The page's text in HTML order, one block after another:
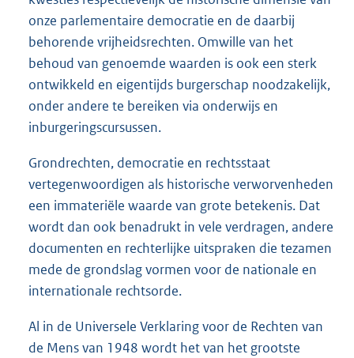
onze parlementaire democratie en de daarbij
behorende vrijheidsrechten. Omwille van het
behoud van genoemde waarden is ook een sterk
ontwikkeld en eigentijds burgerschap noodzakelijk,
onder andere te bereiken via onderwijs en
inburgeringscursussen.
Grondrechten, democratie en rechtsstaat
vertegenwoordigen als historische verworvenheden
een immateriële waarde van grote betekenis. Dat
wordt dan ook benadrukt in vele verdragen, andere
documenten en rechterlijke uitspraken die tezamen
mede de grondslag vormen voor de nationale en
internationale rechtsorde.
Al in de Universele Verklaring voor de Rechten van
de Mens van 1948 wordt het van het grootste